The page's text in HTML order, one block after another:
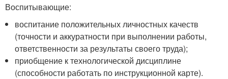
Воспитывающие:
воспитание положительных личностных качеств
(точности и аккуратности при выполнении работы,
ответственности за результаты своего труда);
приобщение к технологической дисциплине
(способности работать по инструкционной карте).